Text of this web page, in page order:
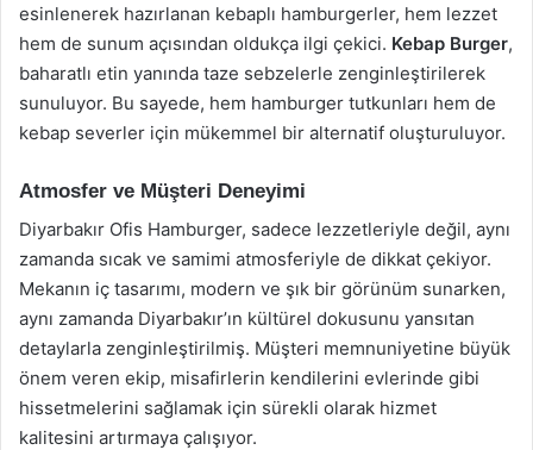
esinlenerek hazırlanan kebaplı hamburgerler, hem lezzet
hem de sunum açısından oldukça ilgi çekici. Kebap Burger,
baharatlı etin yanında taze sebzelerle zenginleştirilerek
sunuluyor. Bu sayede, hem hamburger tutkunları hem de
kebap severler için mükemmel bir alternatif oluşturuluyor.
Atmosfer ve Müşteri Deneyimi
Diyarbakır Ofis Hamburger, sadece lezzetleriyle değil, aynı
zamanda sıcak ve samimi atmosferiyle de dikkat çekiyor.
Mekanın iç tasarımı, modern ve şık bir görünüm sunarken,
aynı zamanda Diyarbakır’ın kültürel dokusunu yansıtan
detaylarla zenginleştirilmiş. Müşteri memnuniyetine büyük
önem veren ekip, misafirlerin kendilerini evlerinde gibi
hissetmelerini sağlamak için sürekli olarak hizmet
kalitesini artırmaya çalışıyor.